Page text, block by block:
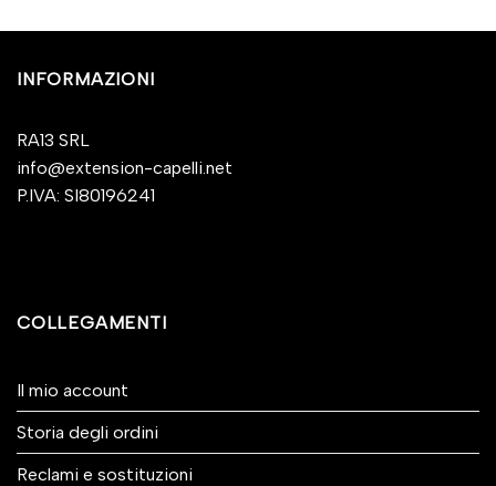
INFORMAZIONI
RA13 SRL
info@extension-capelli.net
P.IVA: SI80196241
COLLEGAMENTI
Il mio account
Storia degli ordini
Reclami e sostituzioni